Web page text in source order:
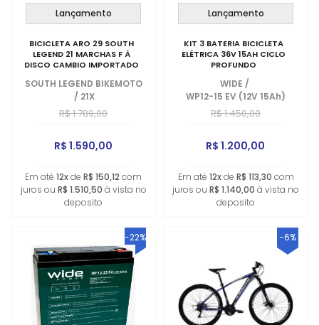
Lançamento
BICICLETA ARO 29 SOUTH
LEGEND 21 MARCHAS F Á
DISCO CAMBIO IMPORTADO
SOUTH LEGEND BIKEMOTO
/ 21X
R$ 1.789,00
R$ 1.590,00
Em até 12xde R$ 150,12 com
juros ou R$ 1.510,50 à vista no
deposito
Lançamento
KIT 3 BATERIA BICICLETA
ELÉTRICA 36V 15AH CICLO
PROFUNDO
WIDE /
WP12-15 EV (12V 15Ah)
R$ 1.450,00
R$ 1.200,00
Em até 12xde R$ 113,30 com
juros ou R$ 1.140,00 à vista no
deposito
-22% -6%